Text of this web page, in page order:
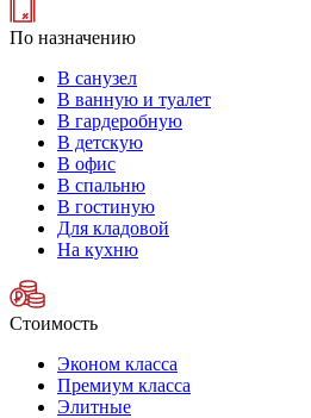
По назначению
В санузел
В ванную и туалет
В гардеробную
В детскую
В офис
В спальню
В гостиную
Для кладовой
На кухню
Стоимость
Эконом класса
Премиум класса
Элитные